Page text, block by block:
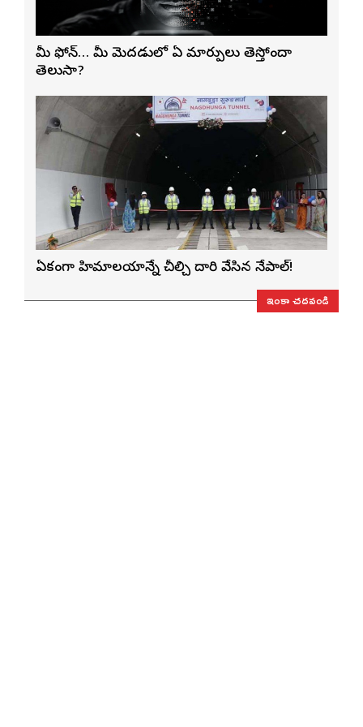
మీ ఫోన్… మీ మెదడులో ఏ మార్పులు తెస్తోందా
తెలుసా?
ఏకంగా హిమాలయాన్నే చీల్చి దారి వేసిన నేపాల్!
ఇంకా చదవండి